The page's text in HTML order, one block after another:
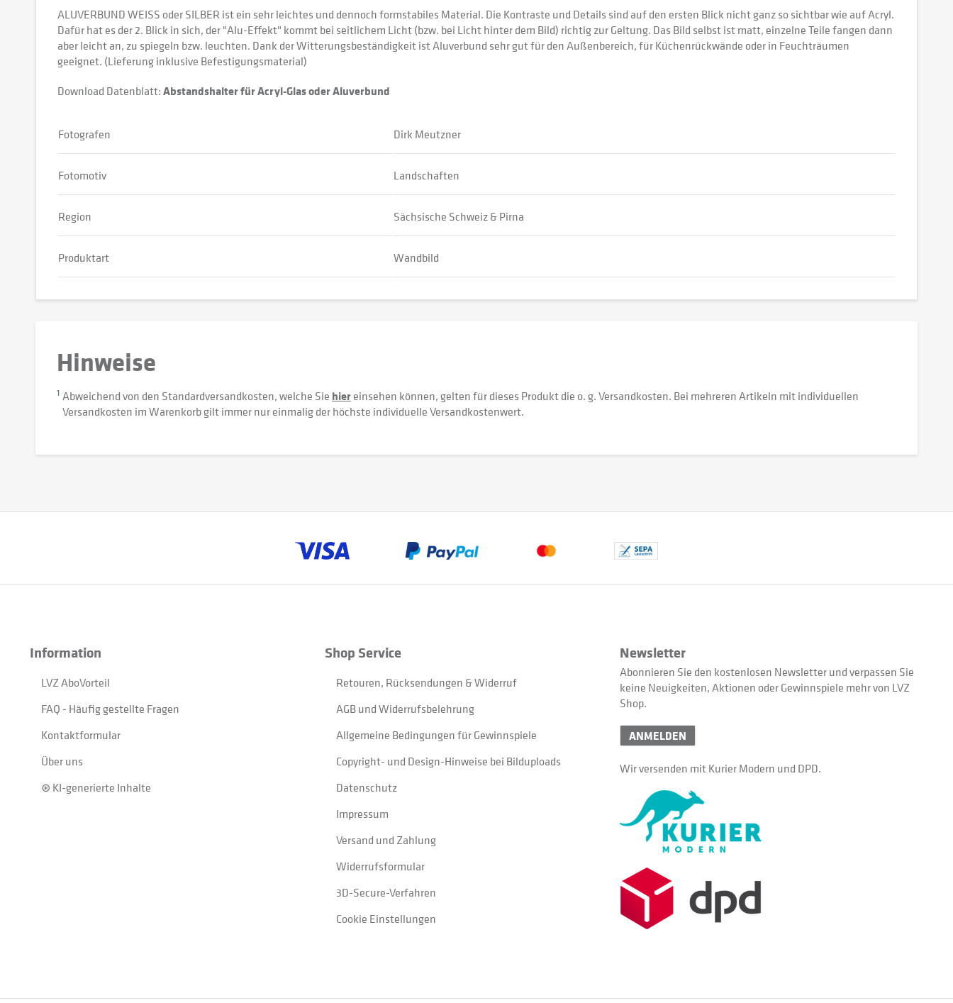
ALUVERBUND WEISS oder SILBER ist ein sehr leichtes und dennoch formstabiles Material. Die Kontraste und Details sind auf den ersten Blick nicht ganz so sichtbar wie auf Acryl.
Dafür hat es der 2. Blick in sich, der "Alu-Effekt" kommt bei seitlichem Licht (bzw. bei Licht hinter dem Bild) richtig zur Geltung. Das Bild selbst ist matt, einzelne Teile fangen dann
aber leicht an, zu spiegeln bzw. leuchten. Dank der Witterungsbeständigkeit ist Aluverbund sehr gut für den Außenbereich, für Küchenrückwände oder in Feuchträumen
geeignet. (Lieferung inklusive Befestigungsmaterial)
Download Datenblatt:Abstandshalter für Acryl-Glas oder Aluverbund
Fotografen Dirk Meutzner
Fotomotiv Landschaften
Region Sächsische Schweiz & Pirna
Produktart Wandbild
Hinweise
1 Abweichend von den Standardversandkosten, welche Sie hiereinsehen können, gelten für dieses Produkt die o. g. Versandkosten. Bei mehreren Artikeln mit individuellen
Versandkosten im Warenkorb gilt immer nur einmalig der höchste individuelle Versandkostenwert.
Information
LVZ AboVorteil
FAQ - Häufig gestellte Fragen
Kontaktformular
Über uns
⊛ KI-generierte Inhalte
Shop Service
Retouren, Rücksendungen & Widerruf
AGB und Widerrufsbelehrung
Allgemeine Bedingungen für Gewinnspiele
Copyright- und Design-Hinweise bei Bilduploads
Datenschutz
Impressum
Versand und Zahlung
Widerrufsformular
3D-Secure-Verfahren
Cookie Einstellungen
Newsletter
Abonnieren Sie den kostenlosen Newsletter und verpassen Sie
keine Neuigkeiten, Aktionen oder Gewinnspiele mehr von LVZ
Shop.
ANMELDEN
Wir versenden mit Kurier Modern und DPD.